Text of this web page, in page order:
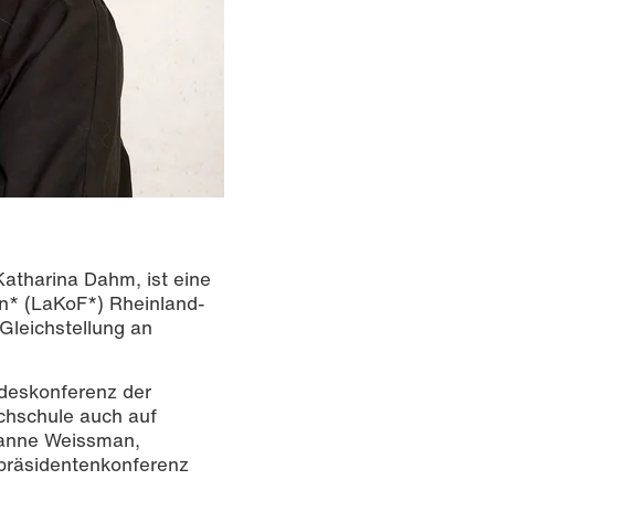
Sprecherin der
Dahm, ist eine
(LaKoF*) Rheinland-
an
der
auch auf
Weissman,